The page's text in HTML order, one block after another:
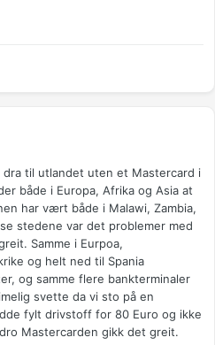
til utlandet uten et Mastercard i
både i Europa, Afrika og Asia at
har vært både i Malawi, Zambia,
stedene var det problemer med
Samme i Eurpoa,
og helt ned til Spania
og samme flere bankterminaler
svette da vi sto på en
fylt drivstoff for 80 Euro og ikke
Mastercarden gikk det greit.